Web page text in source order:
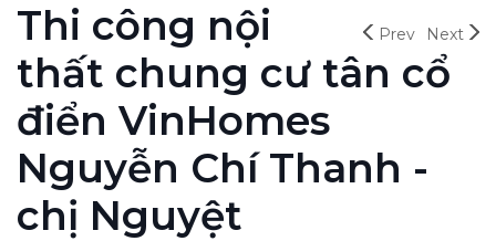
Prev Next
Thi công nội
thất chung cư tân cổ
điển VinHomes
Nguyễn Chí Thanh -
chị Nguyệt